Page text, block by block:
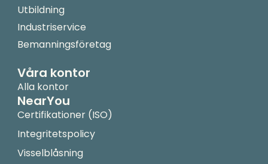
Utbildning
Industriservice
Bemanningsföretag
Våra kontor
Alla kontor
NearYou
Certifikationer (ISO)
Integritetspolicy
Visselblåsning